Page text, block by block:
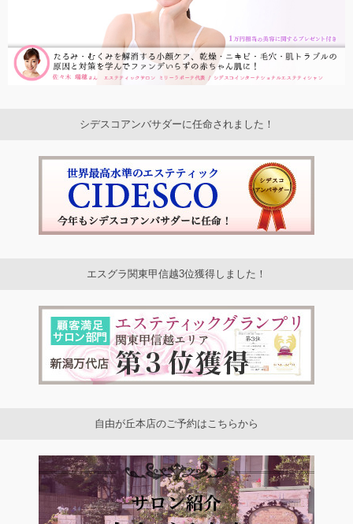
シデスコアンバサダーに任命されました！
エスグラ関東甲信越3位獲得しました！
自由が丘本店のご予約はこちらから